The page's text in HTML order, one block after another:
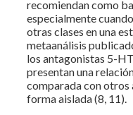
recomiendan como
especialmente
otras clases en una
metaanálisis
los antagonistas 5-
presentan una
comparada con otros
forma aislada (8, 11).